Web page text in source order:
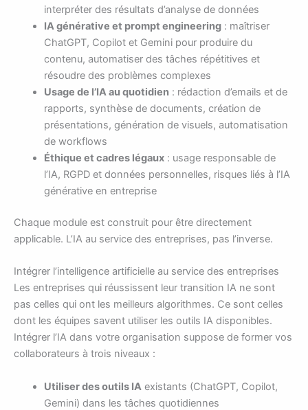
interpréter des résultats d’analyse de données
IA générative et prompt engineering: maîtriser
ChatGPT, Copilot et Gemini pour produire du
contenu, automatiser des tâches répétitives et
résoudre des problèmes complexes
Usage de l’IA au quotidien: rédaction d’emails et de
rapports, synthèse de documents, création de
présentations, génération de visuels, automatisation
de workflows
Éthique et cadres légaux: usage responsable de
l’IA, RGPD et données personnelles, risques liés à l’IA
générative en entreprise
Chaque module est construit pour être directement
applicable. L’IA au service des entreprises, pas l’inverse.
Intégrer l’intelligence artificielle au service des entreprises
Les entreprises qui réussissent leur transition IA ne sont
pas celles qui ont les meilleurs algorithmes. Ce sont celles
dont les équipes savent utiliser les outils IA disponibles.
Intégrer l’IA dans votre organisation suppose de former vos
collaborateurs à trois niveaux :
Utiliser des outils IA existants (ChatGPT, Copilot,
Gemini) dans les tâches quotidiennes